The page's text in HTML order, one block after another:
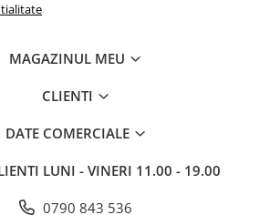
MAGAZINUL MEU
CLIENTI
DATE COMERCIALE
LUNI - VINERI 11.00 - 19.00
0790 843 536